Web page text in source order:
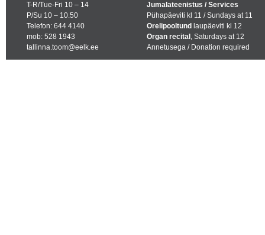
T-R/Tue-Fri 10 – 14
P/Su 10 – 10.50
Telefon: 644 4140
mob: 528 1943
tallinna.toom@eelk.ee
Jumalateenistus / Services
Pühapäeviti kl 11 / Sundays at 11
Orelipooltund laupäeviti kl 12
Organ recital , Saturdays at 12
Annetusega / Donation required